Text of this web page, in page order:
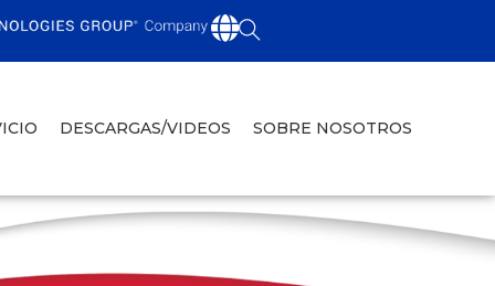
DESCARGAS/VIDEOS SOBRE NOSOTROS